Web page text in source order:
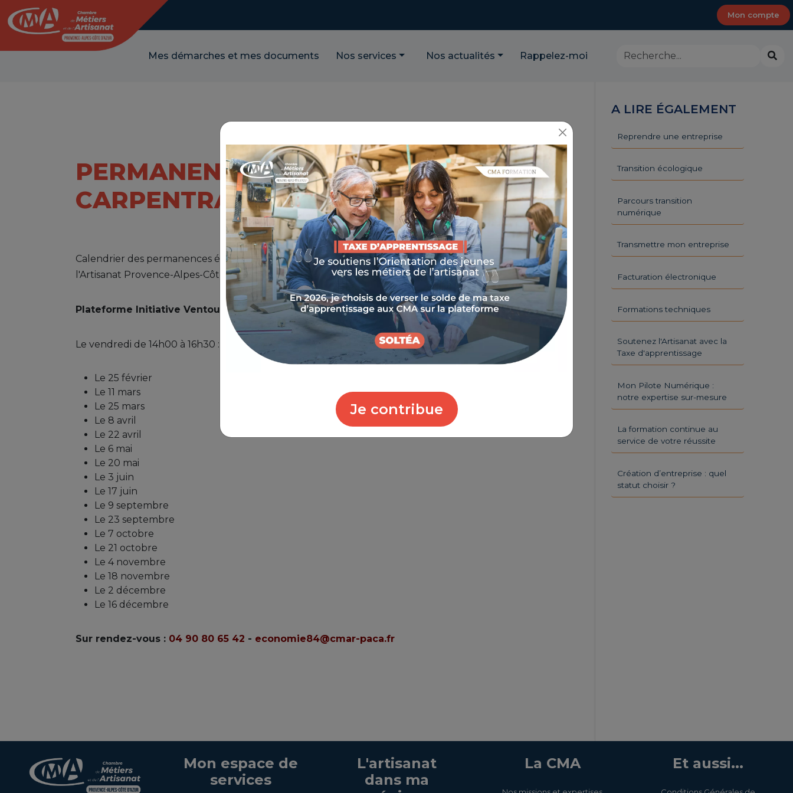
Mon compte
Mes démarches et mes documents Nos services Nos actualités Rappelez-moi
Rechercher
dans
CMA
Alpes-
Je contribue
PERMANENCES CANTONALES DE
CARPENTRAS
Calendrier des permanences économiques de Carpentras de la Chambre de Métiers et de
l'Artisanat Provence-Alpes-Côte d'Azur - Délégation du Vaucluse
Plateforme Initiative Ventoux - 32, impasse de l'Hôpital - 84200 Carpentras
Le vendredi de 14h00 à 16h30 :
Le 25 février
Le 11 mars
Le 25 mars
Le 8 avril
Le 22 avril
Le 6 mai
Le 20 mai
Le 3 juin
Le 17 juin
Le 9 septembre
Le 23 septembre
Le 7 octobre
Le 21 octobre
Le 4 novembre
Le 18 novembre
Le 2 décembre
Le 16 décembre
Sur rendez-vous : 04 90 80 65 42 - economie84@cmar-paca.fr
A LIRE ÉGALEMENT
Reprendre une entreprise
Transition écologique
Parcours transition
numérique
Transmettre mon entreprise
Facturation électronique
Formations techniques
Soutenez l'Artisanat avec la
Taxe d'apprentissage
Mon Pilote Numérique :
notre expertise sur-mesure
La formation continue au
service de votre réussite
Création d’entreprise : quel
statut choisir ?
Mon espace de
services
L'artisanat
dans ma
La CMA Et aussi...
Panneau de gestion des cookies